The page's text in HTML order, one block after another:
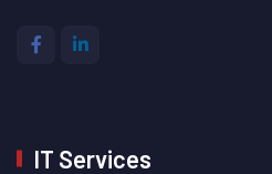
IT Services